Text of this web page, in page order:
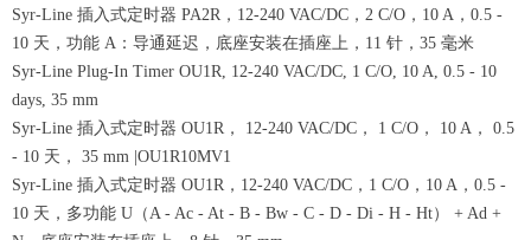
Syr-Line 插入式定时器 PA2R，12-240 VAC/DC，2 C/O，10 A，0.5 -
10 天，功能 A：导通延迟，底座安装在插座上，11 针，35 毫米
Syr-Line Plug-In Timer OU1R, 12-240 VAC/DC, 1 C/O, 10 A, 0.5 - 10
days, 35 mm
Syr-Line 插入式定时器 OU1R， 12-240 VAC/DC， 1 C/O， 10 A， 0.5
- 10 天， 35 mm |OU1R10MV1
Syr-Line 插入式定时器 OU1R，12-240 VAC/DC，1 C/O，10 A，0.5 -
10 天，多功能 U（A - Ac - At - B - Bw - C - D - Di - H - Ht） + Ad +